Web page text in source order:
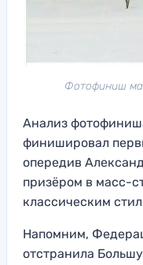
Фотофиниш
Анализ
финишировал
опередив
призёром в масс-
классическим
Напомним,
отстранила